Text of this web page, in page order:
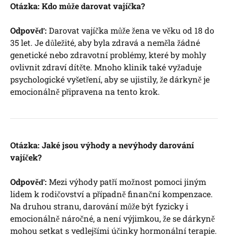
Otázka: Kdo může darovat ⁤vajíčka?
Odpověď: Darovat vajíčka může žena ve věku ‌od 18 do
35 let. Je důležité, aby byla zdravá a ‌neměla žádné​
genetické nebo⁣ zdravotní ⁢problémy, které by mohly
ovlivnit zdraví dítěte. Mnoho‌ klinik⁣ také ‍vyžaduje
‍psychologické vyšetření, aby se ujistily, že dárkyně⁢ je
emocionálně připravena na tento krok.
Otázka: Jaké ⁢jsou výhody a ⁤nevýhody darování
vajíček?
Odpověď: Mezi výhody patří ⁣možnost‌ pomoci jiným
lidem k⁢ rodičovství‌ a ⁣případně finanční kompenzace.
Na druhou stranu, ⁢darování ⁢může být fyzicky i
emocionálně náročné,⁤ a‌ není výjimkou, že se ⁢dárkyně
‌mohou setkat‌ s vedlejšími účinky hormonální terapie.